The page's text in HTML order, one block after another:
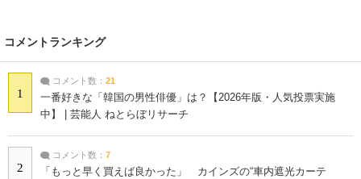
コメントランキング
1
コメント数： 21
一番好きな「韓国の男性俳優」は？【2026年版・人気投票実施
中】 | 芸能人 ねとらぼリサーチ
2
コメント数： 7
「もっと早く買えば良かった」 カインズの“車内遮光カーテ